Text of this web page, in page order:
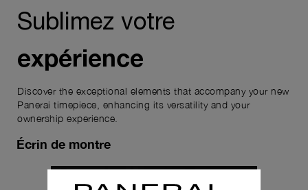
Sublimez votre
expérience
Discover the exceptional elements that accompany your new
Panerai timepiece, enhancing its versatility and your
ownership experience.
Écrin de montre